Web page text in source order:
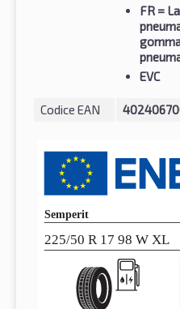
FR =
EVC
Codice EAN